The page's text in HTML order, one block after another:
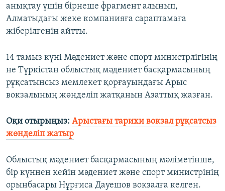
анықтау үшін бірнеше фрагмент алынып,
Алматыдағы жеке компанияға сараптамаға
жіберілгенін айтты.
14 тамыз күні Мәдениет және спорт министрлігінің
не Түркістан облыстық мәдениет басқармасының
рұқсатынсыз мемлекет қорғауындағы Арыс
вокзалының жөнделіп жатқанын Азаттық жазған.
Оқи отырыңыз: Арыстағы тарихи вокзал рұқсатсыз
жөнделіп жатыр
Облыстық мәдениет басқармасының мәліметінше,
бір күннен кейін мәдениет және спорт министрінің
орынбасары Нұрғиса Дауешов вокзалға келген.